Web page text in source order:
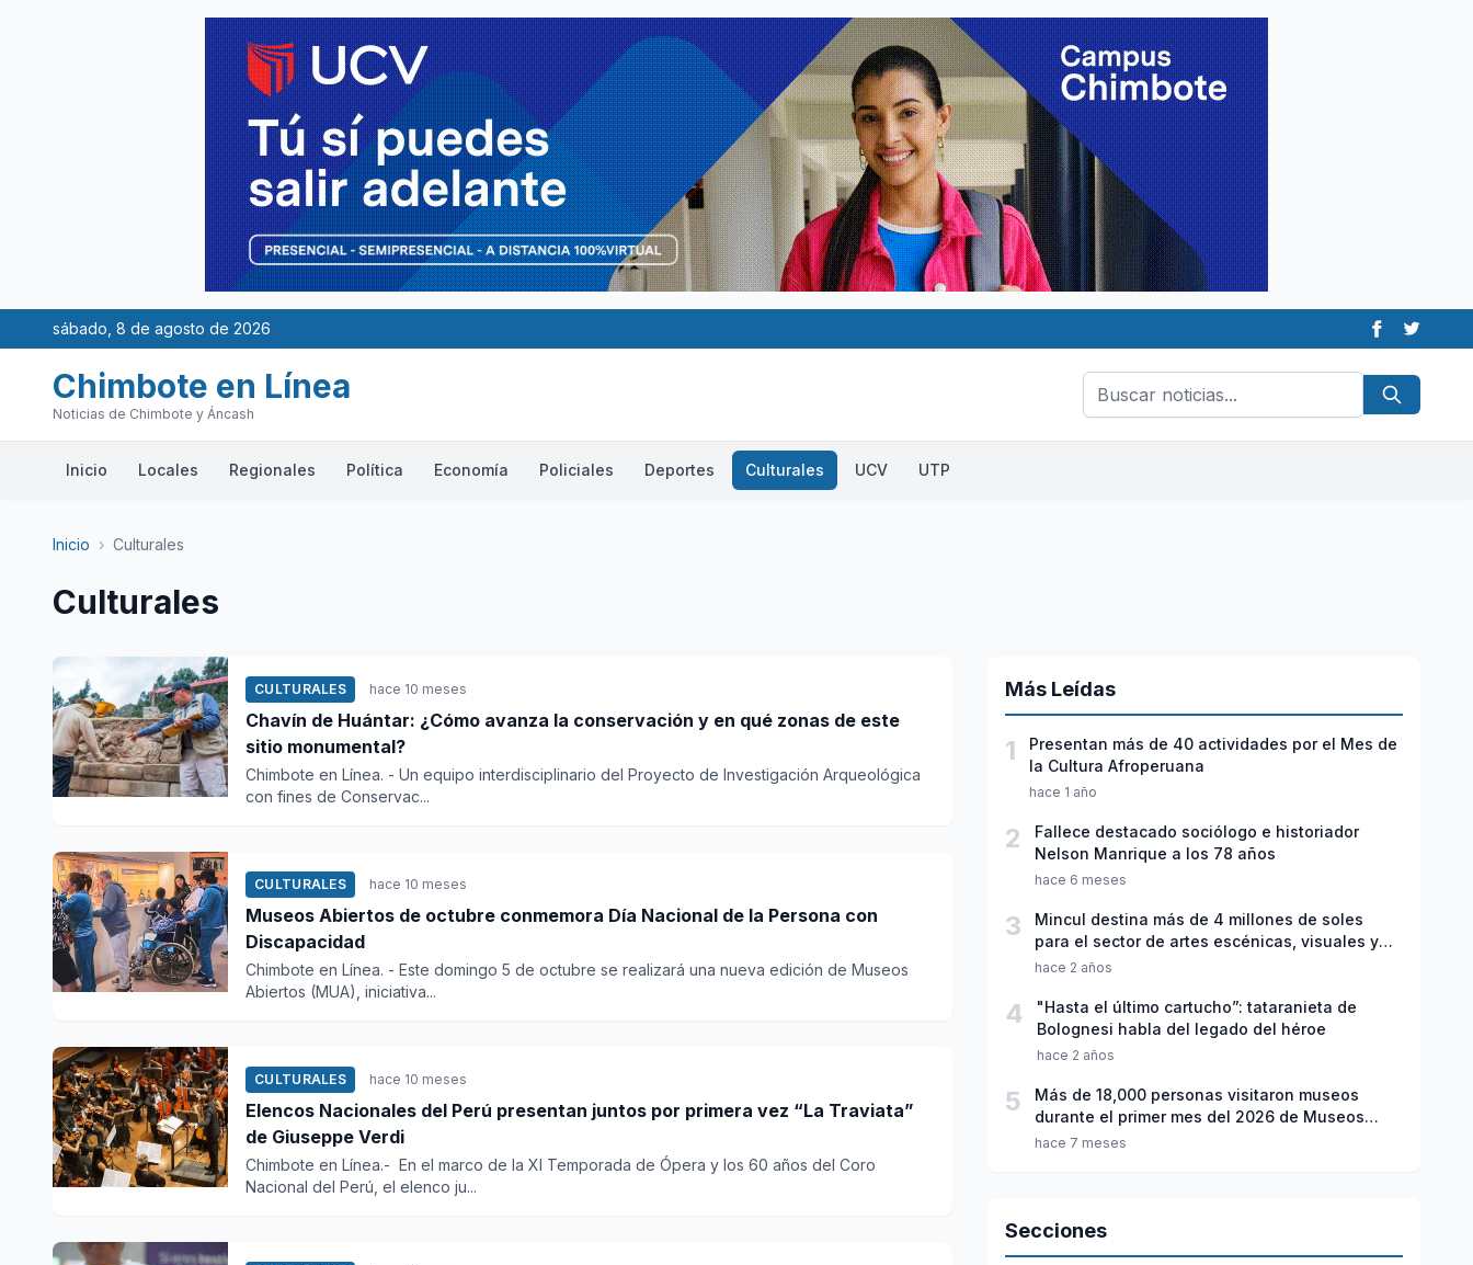
sábado, 8 de agosto de 2026
Chimbote en Línea
Noticias de Chimbote y Áncash
Inicio Locales Regionales Política Economía Policiales Deportes Culturales UCV UTP
Inicio › Culturales
Culturales
CULTURALES hace 10 meses
Chavín de Huántar: ¿Cómo avanza la conservación y en qué zonas de este
sitio monumental?
Chimbote en Línea. - Un equipo interdisciplinario del Proyecto de Investigación Arqueológica
con fines de Conservac...
CULTURALES hace 10 meses
Museos Abiertos de octubre conmemora Día Nacional de la Persona con
Discapacidad
Chimbote en Línea. - Este domingo 5 de octubre se realizará una nueva edición de Museos
Abiertos (MUA), iniciativa...
CULTURALES hace 10 meses
Elencos Nacionales del Perú presentan juntos por primera vez “La Traviata”
de Giuseppe Verdi
Chimbote en Línea.- En el marco de la XI Temporada de Ópera y los 60 años del Coro
Nacional del Perú, el elenco ju...
Más Leídas
1
Presentan más de 40 actividades por el Mes de
la Cultura Afroperuana
hace 1 año
2
Fallece destacado sociólogo e historiador
Nelson Manrique a los 78 años
hace 6 meses
3
Mincul destina más de 4 millones de soles
para el sector de artes escénicas, visuales y
música
hace 2 años
4
"Hasta el último cartucho”: tataranieta de
Bolognesi habla del legado del héroe
hace 2 años
5
Más de 18,000 personas visitaron museos
durante el primer mes del 2026 de Museos
Abiertos
hace 7 meses
Secciones